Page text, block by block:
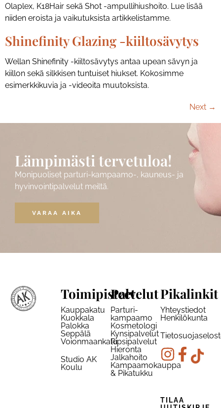
Olaplex, K18Hair sekä Shot -ampullihiushoito. Lue lisää
niiden eroista ja vaikutuksista artikkelistamme.
Shinefinity Glazing -kiiltosävytys
Wellan Shinefinity -kiiltosävytys antaa upean sävyn ja
kiillon sekä silkkisen tuntuiset hiukset. Kokosimme
esimerkkikuvia ja -videoita muutoksista.
Next →
Lämpimästi tervetuloa!
Monipuoliset parturi-kampaamo-, kauneus- ja
hyvinvointipalvelut meiltä.
VARAA AIKA
Toimipisteet
Kauppakatu
Kuokkala
Palokka
Seppälä
Voionmaankatu
Studio AK
Koulu
Palvelut
Parturi-
kampaamo
Kosmetologi
Kynsipalvelut
Ripsipalvelut
Hieronta
Jalkahoito
Kampaamokauppa
& Pikatukku
Pikalinkit
Yhteystiedot
Henkilökunta
TILAA